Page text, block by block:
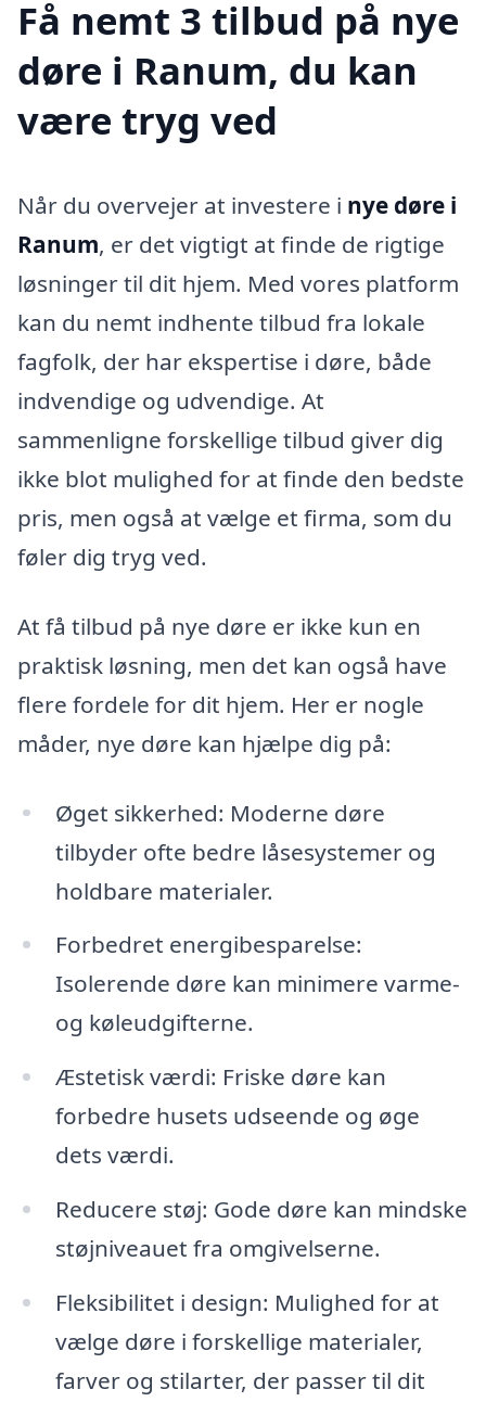
Få nemt 3 tilbud på nye
døre i Ranum, du kan
være tryg ved
Når du overvejer at investere i nye døre i
Ranum, er det vigtigt at finde de rigtige
løsninger til dit hjem. Med vores platform
kan du nemt indhente tilbud fra lokale
fagfolk, der har ekspertise i døre, både
indvendige og udvendige. At
sammenligne forskellige tilbud giver dig
ikke blot mulighed for at finde den bedste
pris, men også at vælge et firma, som du
føler dig tryg ved.
At få tilbud på nye døre er ikke kun en
praktisk løsning, men det kan også have
flere fordele for dit hjem. Her er nogle
måder, nye døre kan hjælpe dig på:
Øget sikkerhed: Moderne døre
tilbyder ofte bedre låsesystemer og
holdbare materialer.
Forbedret energibesparelse:
Isolerende døre kan minimere varme-
og køleudgifterne.
Æstetisk værdi: Friske døre kan
forbedre husets udseende og øge
dets værdi.
Reducere støj: Gode døre kan mindske
støjniveauet fra omgivelserne.
Fleksibilitet i design: Mulighed for at
vælge døre i forskellige materialer,
farver og stilarter, der passer til dit